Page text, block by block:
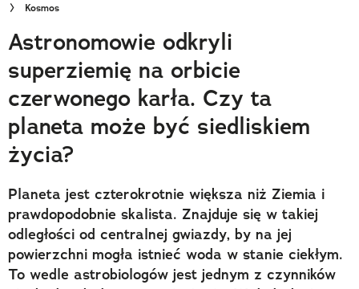
Wielki Konkurs Fotograficzny
Trendbook Podróżniczy
Polecane
Kosmos
Astronomowie odkryli
superziemię na orbicie
czerwonego karła. Czy ta
planeta może być siedliskiem
życia?
Planeta jest czterokrotnie większa niż Ziemia i
prawdopodobnie skalista. Znajduje się w takiej
odległości od centralnej gwiazdy, by na jej
powierzchni mogła istnieć woda w stanie ciekłym.
To wedle astrobiologów jest jednym z czynników